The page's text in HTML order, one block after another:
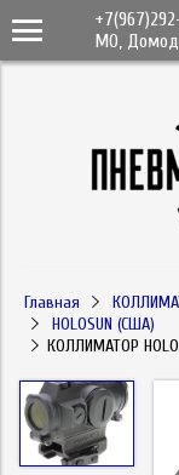
МО,
Главная
HOLOSUN (США)
КОЛЛИМАТОР